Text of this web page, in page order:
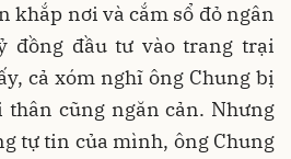
khắp nơi và cắm sổ đỏ ngân
đồng đầu tư vào trang trại
cả xóm nghĩ ông Chung bị
cũng ngăn cản. Nhưng
tự tin của mình, ông Chung